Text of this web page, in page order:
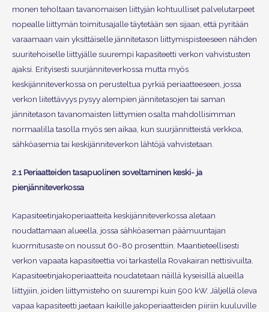
monen teholtaan tavanomaisen liittyjän kohtuulliset palvelutarpeet
nopealle liittymän toimitusajalle täytetään sen sijaan, että pyritään
varaamaan vain yksittäiselle jännitetason liittymispisteeseen nähden
suuritehoiselle liittyjälle suurempi kapasiteetti verkon vahvistusten
ajaksi. Erityisesti suurjänniteverkossa mutta myös
keskijänniteverkossa on perusteltua pyrkiä periaatteeseen, jossa
verkon liitettävyys pysyy alempien jännitetasojen tai saman
jännitetason tavanomaisten liittymien osalta mahdollisimman
normaalilla tasolla myös sen aikaa, kun suurjännitteistä verkkoa,
sähköasemia tai keskijänniteverkon lähtöjä vahvistetaan.
2.1 Periaatteiden tasapuolinen soveltaminen keski- ja
pienjänniteverkossa
Kapasiteetinjakoperiaatteita keskijänniteverkossa aletaan
noudattamaan alueella, jossa sähköaseman päämuuntajan
kuormitusaste on noussut 60-80 prosenttiin. Maantieteellisesti
verkon vapaata kapasiteettia voi tarkastella Rovakairan nettisivuilta.
Kapasiteetinjakoperiaatteita noudatetaan näillä kyseisillä alueilla
liittyjiin, joiden liittymisteho on suurempi kuin 500 kW. Jäljellä oleva
vapaa kapasiteetti jaetaan kaikille jakoperiaatteiden piiriin kuuluville